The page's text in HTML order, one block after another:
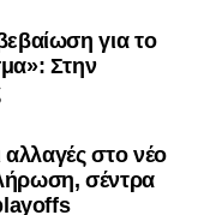
για το
Στην
αλλαγές στο νέο
σέντρα